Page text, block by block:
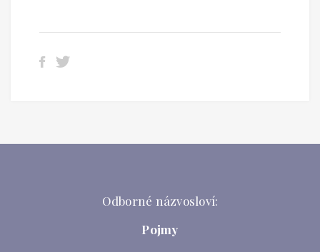
Odborné názvosloví:
Pojmy